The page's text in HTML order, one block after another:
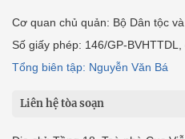
Cơ quan chủ quản: Bộ Dân tộc
Số giấy phép: 146/GP-
Tổng biên tập: Nguyễn Văn Bá
Liên hệ tòa soạn